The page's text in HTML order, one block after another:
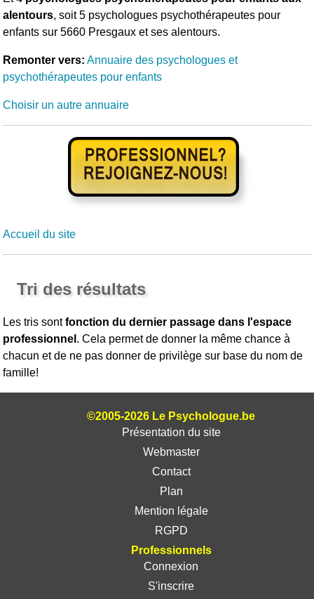
alentours, soit 5 psychologues psychothérapeutes pour
enfants sur 5660 Presgaux et ses alentours.
Remonter vers: Annuaire des psychologues et
psychothérapeutes pour enfants
Choisir un autre annuaire
Accueil du site
Tri des résultats
Les tris sontfonction du dernier passage dans l'espace
professionnel . Cela permet de donner la même chance à
chacun et de ne pas donner de privilège sur base du nom de
famille!
©2005-2026 Le Psychologue.be
Présentation du site
Webmaster
Contact
Plan
Mention légale
RGPD
Professionnels
Connexion
S'inscrire